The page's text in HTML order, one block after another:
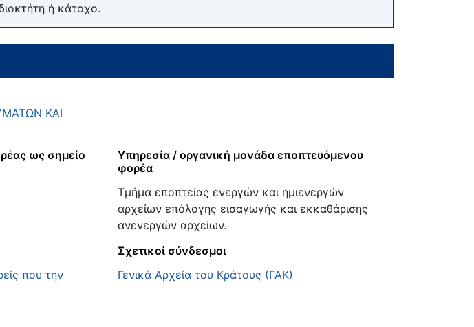
ή κάτοχο.
ΚΑΙ
ως σημείο
Υπηρεσία / οργανική μονάδα εποπτευόμενου
φορέα
Τμήμα εποπτείας ενεργών και ημιενεργών
αρχείων επόλογης εισαγωγής και εκκαθάρισης
ανενεργών αρχείων.
που την
Σχετικοί σύνδεσμοι
Γενικά Αρχεία του Κράτους (ΓΑΚ)